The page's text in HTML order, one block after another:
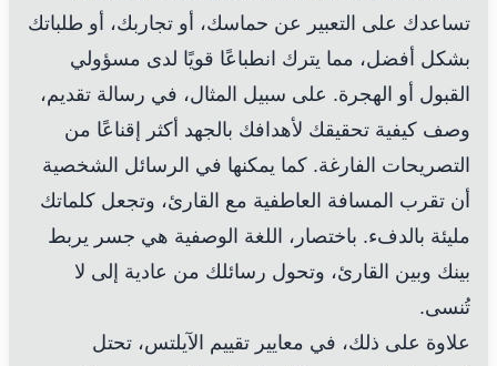
تساعدك على التعبير عن حماسك، أو تجاربك، أو طلباتك
بشكل أفضل، مما يترك انطباعًا قويًا لدى مسؤولي
القبول أو الهجرة. على سبيل المثال، في رسالة تقديم،
وصف كيفية تحقيقك لأهدافك بالجهد أكثر إقناعًا من
التصريحات الفارغة. كما يمكنها في الرسائل الشخصية
أن تقرب المسافة العاطفية مع القارئ، وتجعل كلماتك
مليئة بالدفء. باختصار، اللغة الوصفية هي جسر يربط
بينك وبين القارئ، وتحول رسائلك من عادية إلى لا
تُنسى.
علاوة على ذلك، في معايير تقييم الآيلتس، تحتل